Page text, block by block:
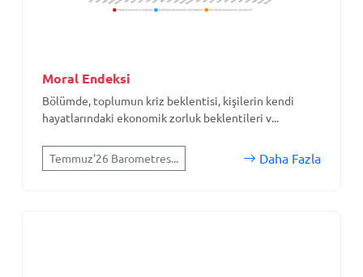
Moral Endeksi
Bölümde, toplumun kriz beklentisi, kişilerin kendi
hayatlarındaki ekonomik zorluk beklentileri v...
Temmuz'26 Barometres... Daha Fazla